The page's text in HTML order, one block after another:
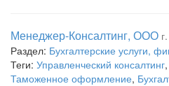
Менеджер-Консалтинг, ООО
Раздел: Бухгалтерские услуги,
Теги: Управленческий консалтинг,
Таможенное оформление,